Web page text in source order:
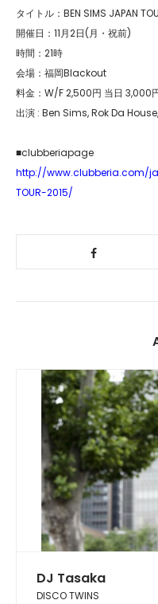
タイトル：BEN SIMS JAPAN
開催日：11月2日(月・祝前)
時間：21時
会場：福岡Blackout
料金：W/F 2,500円 当日 3,000
出演 : Ben Sims, Rok Da
■clubberiapage
http://www.clubberia.com/
TOUR-2015/
DJ Tasaka
DISCO TWINS